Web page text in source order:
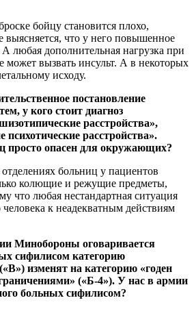
бойцу становится плохо,
выясняется, что у него повышенное
любая дополнительная нагрузка при
может вызвать инсульт. А в некоторых
исходу.
постановление
у кого стоит диагноз
расстройства»,
психотические расстройства».
просто опасен для окружающих?
больниц у пациентов
колющие и режущие предметы,
что любая нестандартная ситуация
к неадекватным действиям
Минобороны оговаривается
сифилисом категорию
изменят на категорию «годен
(«Б-4»). У нас в армии
больных сифилисом?